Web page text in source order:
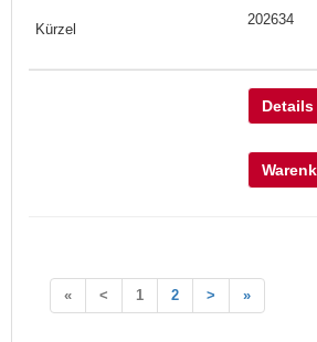
202634
Details
« < 1 2 > »